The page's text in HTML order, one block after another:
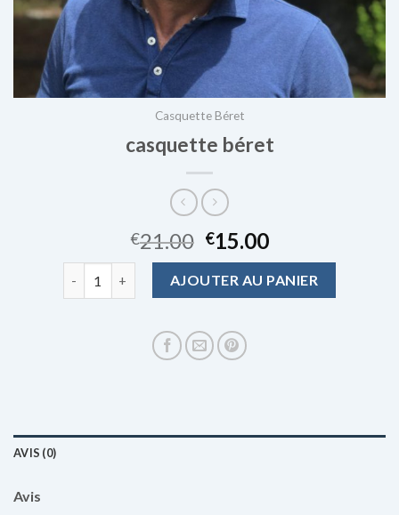
Casquette Béret
casquette béret
€21.00 €15.00
quantité de casquette béretAJOUTER AU PANIER
AVIS (0)
Avis